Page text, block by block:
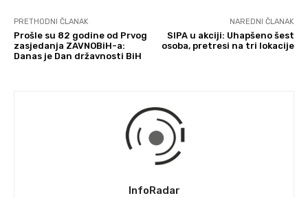
PRETHODNI ČLANAK
Prošle su 82 godine od Prvog
zasjedanja ZAVNOBiH-a:
Danas je Dan državnosti BiH
NAREDNI ČLANAK
SIPA u akciji: Uhapšeno šest
osoba, pretresi na tri lokacije
InfoRadar